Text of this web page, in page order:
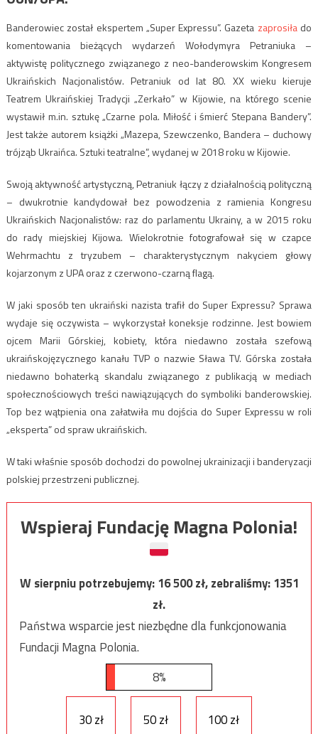
Banderowiec został ekspertem „Super Expressu”. Gazeta zaprosiłado
komentowania bieżących wydarzeń Wołodymyra Petraniuka –
aktywistę politycznego związanego z neo-banderowskim Kongresem
Ukraińskich Nacjonalistów. Petraniuk od lat 80. XX wieku kieruje
Teatrem Ukraińskiej Tradycji „Zerkało” w Kijowie, na którego scenie
wystawił m.in. sztukę „Czarne pola. Miłość i śmierć Stepana Bandery”.
Jest także autorem książki „Mazepa, Szewczenko, Bandera – duchowy
trójząb Ukraińca. Sztuki teatralne”, wydanej w 2018 roku w Kijowie.
Swoją aktywność artystyczną, Petraniuk łączy z działalnością polityczną
– dwukrotnie kandydował bez powodzenia z ramienia Kongresu
Ukraińskich Nacjonalistów: raz do parlamentu Ukrainy, a w 2015 roku
do rady miejskiej Kijowa. Wielokrotnie fotografował się w czapce
Wehrmachtu z tryzubem – charakterystycznym nakyciem głowy
kojarzonym z UPA oraz z czerwono-czarną flagą.
W jaki sposób ten ukraiński nazista trafił do Super Expressu? Sprawa
wydaje się oczywista – wykorzystał koneksje rodzinne. Jest bowiem
ojcem Marii Górskiej, kobiety, która niedawno została szefową
ukraińskojęzycznego kanału TVP o nazwie Sława TV. Górska została
niedawno bohaterką skandalu związanego z publikacją w mediach
społecznościowych treści nawiązujących do symboliki banderowskiej.
Top bez wątpienia ona załatwiła mu dojścia do Super Expressu w roli
„eksperta” od spraw ukraińskich.
W taki właśnie sposób dochodzi do powolnej ukrainizacji i banderyzacji
polskiej przestrzeni publicznej.
Wspieraj Fundację Magna Polonia!
W sierpniu potrzebujemy:16 500zł, zebraliśmy:1351
zł.
Państwa wsparcie jest niezbędne dla funkcjonowania
Fundacji Magna Polonia.
8%
30 zł 50 zł 100 zł